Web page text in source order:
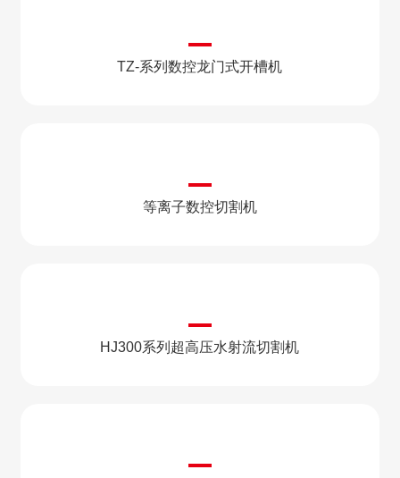
TZ-系列数控龙门式开槽机
等离子数控切割机
HJ300系列超高压水射流切割机